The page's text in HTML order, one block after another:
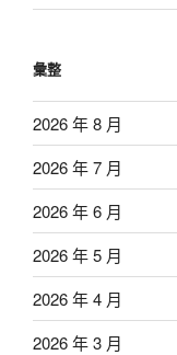
彙整
2026 年 8 月
2026 年 7 月
2026 年 6 月
2026 年 5 月
2026 年 4 月
2026 年 3 月